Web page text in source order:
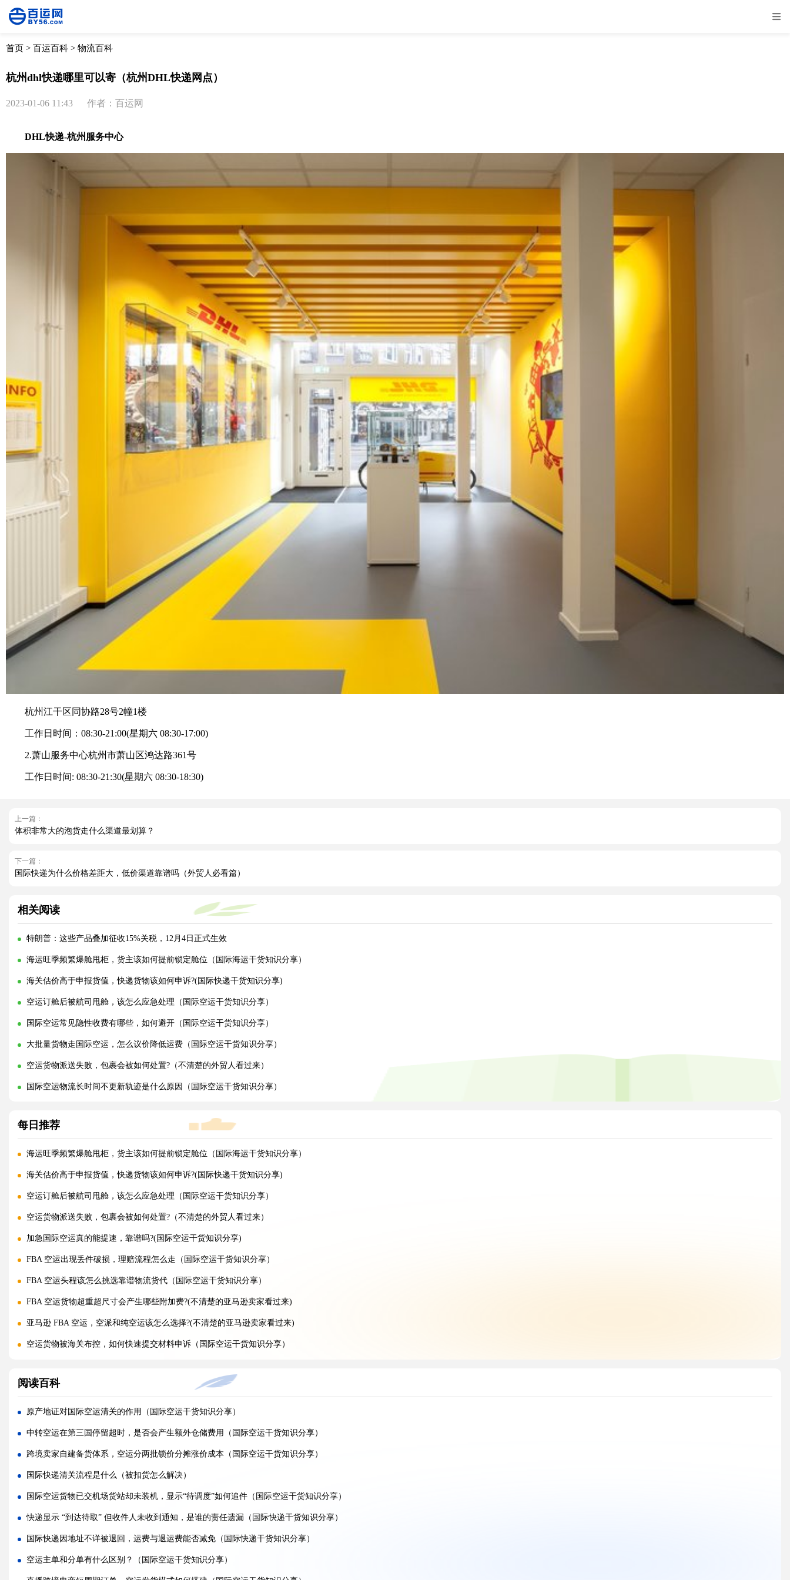
首页 > 百运百科 > 物流百科
杭州dhl快递哪里可以寄（杭州DHL快递网点）
2023-01-06 11:43 作者：百运网
DHL快递-杭州服务中心
杭州江干区同协路28号2幢1楼
工作日时间：08:30-21:00(星期六 08:30-17:00)
2.萧山服务中心杭州市萧山区鸿达路361号
工作日时间: 08:30-21:30(星期六 08:30-18:30)
上一篇：
体积非常大的泡货走什么渠道最划算？
下一篇：
国际快递为什么价格差距大，低价渠道靠谱吗（外贸人必看篇）
相关阅读
特朗普：这些产品叠加征收15%关税，12月4日正式生效
海运旺季频繁爆舱甩柜，货主该如何提前锁定舱位（国际海运干货知识分享）
海关估价高于申报货值，快递货物该如何申诉?(国际快递干货知识分享)
空运订舱后被航司甩舱，该怎么应急处理（国际空运干货知识分享）
国际空运常见隐性收费有哪些，如何避开（国际空运干货知识分享）
大批量货物走国际空运，怎么议价降低运费（国际空运干货知识分享）
空运货物派送失败，包裹会被如何处置?（不清楚的外贸人看过来）
国际空运物流长时间不更新轨迹是什么原因（国际空运干货知识分享）
每日推荐
海运旺季频繁爆舱甩柜，货主该如何提前锁定舱位（国际海运干货知识分享）
海关估价高于申报货值，快递货物该如何申诉?(国际快递干货知识分享)
空运订舱后被航司甩舱，该怎么应急处理（国际空运干货知识分享）
空运货物派送失败，包裹会被如何处置?（不清楚的外贸人看过来）
加急国际空运真的能提速，靠谱吗?(国际空运干货知识分享)
FBA 空运出现丢件破损，理赔流程怎么走（国际空运干货知识分享）
FBA 空运头程该怎么挑选靠谱物流货代（国际空运干货知识分享）
FBA 空运货物超重超尺寸会产生哪些附加费?(不清楚的亚马逊卖家看过来)
亚马逊 FBA 空运，空派和纯空运该怎么选择?(不清楚的亚马逊卖家看过来)
空运货物被海关布控，如何快速提交材料申诉（国际空运干货知识分享）
国际空运低申报被海关查到，罚款比例是多少?(国际空运干货知识分享)
国际空运的运单有什么作用，包含哪些关键信息（国际空运干货知识分享）
国内哪些港口是国际空运主流始发机场（国际空运干货知识分享）
什么是泡货、重货，国际空运分别怎么定价（国际空运干货知识分享）
国际空运直达与中转航班，该如何选择（不清楚的外贸人看过来）
国际空运客机和全货机分别适合运什么货物（国际空运干货知识分享）
国际空运直达与中转航班，该如何选择（国际快递干货知识分享）
国际空运完整运输流程分为哪几个步骤（国际空运干货知识分享）
国际空运和国际快递到底有哪些核心区别（国际物流干货知识分享）
阅读百科
原产地证对国际空运清关的作用（国际空运干货知识分享）
中转空运在第三国停留超时，是否会产生额外仓储费用（国际空运干货知识分享）
跨境卖家自建备货体系，空运分两批锁价分摊涨价成本（国际空运干货知识分享）
国际快递清关流程是什么（被扣货怎么解决）
国际空运货物已交机场货站却未装机，显示“待调度”如何追件（国际空运干货知识分享）
快递显示 “到达待取” 但收件人未收到通知，是谁的责任遗漏（国际快递干货知识分享）
国际快递因地址不详被退回，运费与退运费能否减免（国际快递干货知识分享）
空运主单和分单有什么区别？（国际空运干货知识分享）